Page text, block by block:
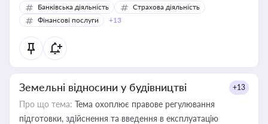
Банківська діяльність
Страхова діяльність
Фінансові послуги
+13
Земельні відносини у будівництві +13
Про що тема: Тема охоплює правове регулювання
підготовки, здійснення та введення в експлуатацію